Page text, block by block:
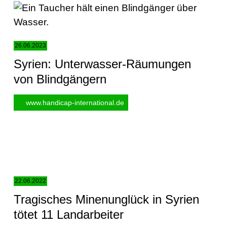
26.06.2023
Syrien: Unterwasser-Räumungen
von Blindgängern
www.handicap-international.de
22.06.2022
Tragisches Minenunglück in Syrien
tötet 11 Landarbeiter